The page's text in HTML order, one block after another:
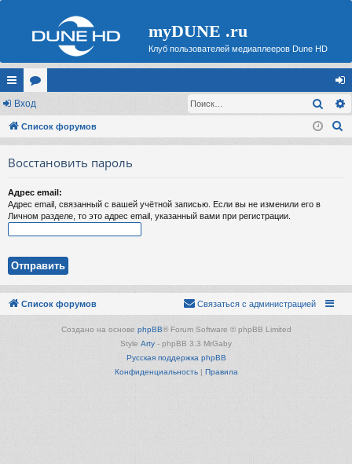
myDUNE .ru
Клуб пользователей медиаплееров Dune HD
с
ы
ор
ум
хо
д
Вход
Список форумов
Восстановить пароль
Адрес email:
Адрес email, связанный с вашей учётной записью. Если вы не изменили его в
Личном разделе, то это адрес email, указанный вами при регистрации.
Список форумов Связаться с администрацией
Создано на основе phpBB® Forum Software © phpBB Limited
Style Arty - phpBB 3.3 MrGaby
Русская поддержка phpBB
Конфиденциальность| Правила